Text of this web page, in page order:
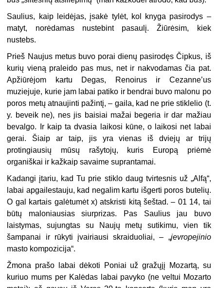
Saulius, kaip leidėjas, įsakė tylėt, kol knyga pasirodys –
matyt, norėdamas nustebint pasaulį. Žiūrėsim, kiek
nustebs.
Prieš Naujus metus buvo porai dienų pasirodęs Čipkus, iš
kurių vieną praleido pas mus, net ir nakvodamas čia pat.
Apžiūrėjom kartu Degas, Renoirus ir Cezanne’us
muziejuje, kurie jam labai patiko ir bendrai buvo malonu po
poros metų atnaujinti pažintį, – gaila, kad ne prie stiklelio (t.
y. beveik ne), nes jis baisiai mažai begeria ir dar mažiau
bevalgo. Ir kaip ta dvasia laikosi kūne, o laikosi net labai
gerai. Šiaip ar taip, jis yra vienas iš dviejų ar trijų
protingiausių mūsų rašytojų, kuris Europą priėmė
organiškai ir kažkaip savaime suprantamai.
Kadangi įtariu, kad Tu prie stiklo daug tvirtesnis už „Alfą“,
labai apgailestauju, kad negalim kartu išgerti poros butelių.
O gal kartais galėtumėt x) atskristi kitą šeštad. – 01 14, tai
būtų maloniausias siurprizas. Pas Saulius jau buvo
laistymas, sujungtas su Naujų metų sutikimu, vien tik
šampanai ir rūkyti įvairiausi skraiduoliai, – „jevropejinio
masto kompozicija“.
Žmona prašo labai dėkoti Poniai už gražųjį Mozartą, su
kuriuo mums per Kalėdas labai pavyko (ne veltui Mozarto